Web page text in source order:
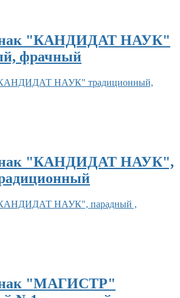
"КАНДИДАТ НАУК"
фрачный
"КАНДИДАТ НАУК",
"МАГИСТР"